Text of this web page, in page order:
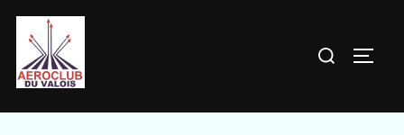
contenu
Rechercher :